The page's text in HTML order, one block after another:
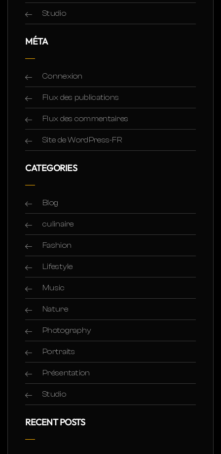
Studio
MÉTA
Connexion
Flux des publications
Flux des commentaires
Site de WordPress-FR
CATEGORIES
Blog
culinaire
Fashion
Lifestyle
Music
Nature
Photography
Portraits
Présentation
Studio
RECENT POSTS